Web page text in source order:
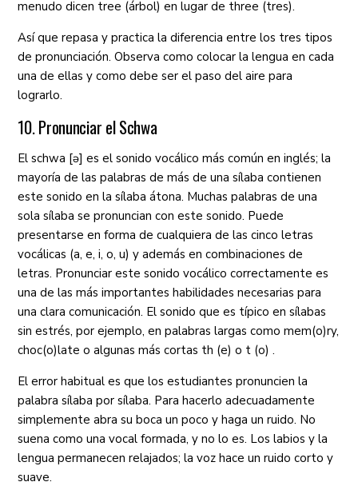
menudo dicen tree (árbol) en lugar de three (tres).
Así que repasa y practica la diferencia entre los tres tipos
de pronunciación. Observa como colocar la lengua en cada
una de ellas y como debe ser el paso del aire para
lograrlo.
10. Pronunciar el Schwa
El schwa [ə] es el sonido vocálico más común en inglés; la
mayoría de las palabras de más de una sílaba contienen
este sonido en la sílaba átona. Muchas palabras de una
sola sílaba se pronuncian con este sonido. Puede
presentarse en forma de cualquiera de las cinco letras
vocálicas (a, e, i, o, u) y además en combinaciones de
letras. Pronunciar este sonido vocálico correctamente es
una de las más importantes habilidades necesarias para
una clara comunicación. El sonido que es típico en sílabas
sin estrés, por ejemplo, en palabras largas como mem(o)ry,
choc(o)late o algunas más cortas th (e) o t (o) .
El error habitual es que los estudiantes pronuncien la
palabra sílaba por sílaba. Para hacerlo adecuadamente
simplemente abra su boca un poco y haga un ruido. No
suena como una vocal formada, y no lo es. Los labios y la
lengua permanecen relajados; la voz hace un ruido corto y
suave.